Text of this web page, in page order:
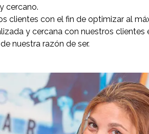
cercano.
clientes con el fin de optimizar al
y cercana con nuestros clientes
nuestra razón de ser.